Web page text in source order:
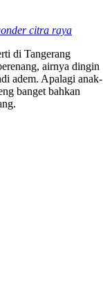
citra raya
di Tangerang
airnya dingin
adem. Apalagi anak-
banget bahkan